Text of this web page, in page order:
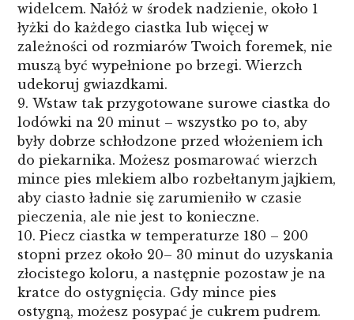
widelcem. Nałóż w środek nadzienie, około 1
łyżki do każdego ciastka lub więcej w
zależności od rozmiarów Twoich foremek, nie
muszą być wypełnione po brzegi. Wierzch
udekoruj gwiazdkami.
Wstaw tak przygotowane surowe ciastka do
lodówki na 20 minut – wszystko po to, aby
były dobrze schłodzone przed włożeniem ich
do piekarnika. Możesz posmarować wierzch
mince pies mlekiem albo rozbełtanym jajkiem,
aby ciasto ładnie się zarumieniło w czasie
pieczenia, ale nie jest to konieczne.
Piecz ciastka w temperaturze 180 – 200
stopni przez około 20– 30 minut do uzyskania
złocistego koloru, a następnie pozostaw je na
kratce do ostygnięcia. Gdy mince pies
ostygną, możesz posypać je cukrem pudrem.